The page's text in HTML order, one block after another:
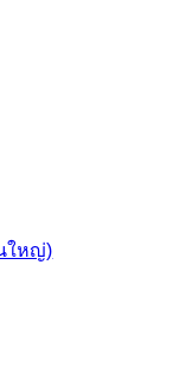
ใหญ่)